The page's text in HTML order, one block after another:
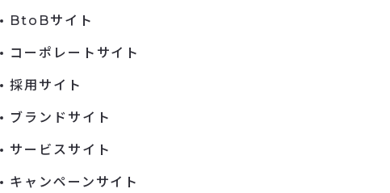
BtoBサイト
コーポレートサイト
採用サイト
ブランドサイト
サービスサイト
キャンペーンサイト